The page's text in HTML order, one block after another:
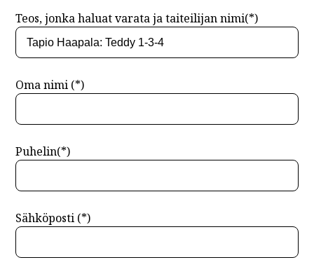
Teos, jonka haluat varata ja taiteilijan nimi(*)
Oma nimi (*)
Puhelin(*)
Sähköposti (*)